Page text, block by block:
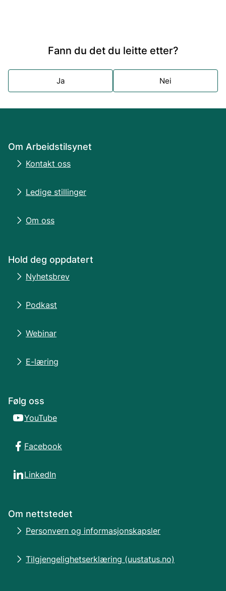
Fann du det du leitte etter?
Ja Nei
Om Arbeidstilsynet
Kontakt oss
Ledige stillinger
Om oss
Hold deg oppdatert
Nyhetsbrev
Podkast
Webinar
E-læring
Følg oss
YouTube
Facebook
LinkedIn
Om nettstedet
Personvern og informasjonskapsler
Tilgjengelighetserklæring (uustatus.no)